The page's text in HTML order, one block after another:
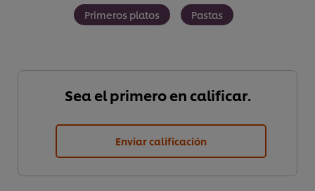
Primeros platos Pastas
Sea el primero en calificar.
Enviar calificación